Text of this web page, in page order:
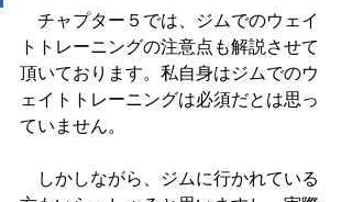
チャプター５では、ジムでのウェイ
トトレーニングの注意点も解説させて
頂いております。私自身はジムでのウ
ェイトトレーニングは必須だとは思っ
ていません。
しかしながら、ジムに行かれている